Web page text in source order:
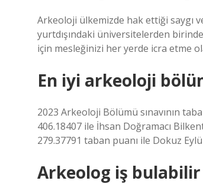
Arkeoloji ülkemizde hak ettiği saygı
yurtdışındaki üniversitelerden
için mesleğinizi her yerde icra etme
En iyi arkeoloji
2023 Arkeoloji Bölümü sınavının
406.18407 ile İhsan Doğramacı
279.37791 taban puanı ile Dokuz
Arkeolog iş